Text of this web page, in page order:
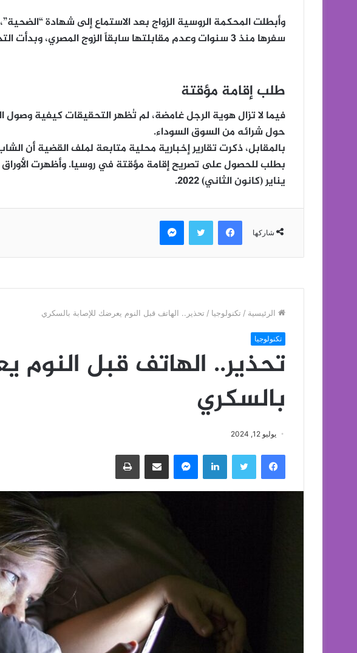
وأبطلت المحكمة الروسية الزواج بعد الاستماع إلى شهادة
سفرها منذ 3 سنوات وعدم مقابلتها سابقاً الزوج المصري، وبدأت التحقيقات للعثور على الرجل الهارب.
طلب إقامة مؤقتة
فيما لا تزال هوية الرجل غامضة، لم تُظهر التحقيقات كيفية وصول
حول شرائه من السوق السوداء.
بالمقابل، ذكرت تقارير إخبارية محلية متابعة لملف القضية أن
بطلب للحصول على تصريح إقامة مؤقتة في روسيا. وأظهرت الأوراق
يناير (كانون الثاني) 2022.
شاركها
فيسبوك تويتر ماسنجر